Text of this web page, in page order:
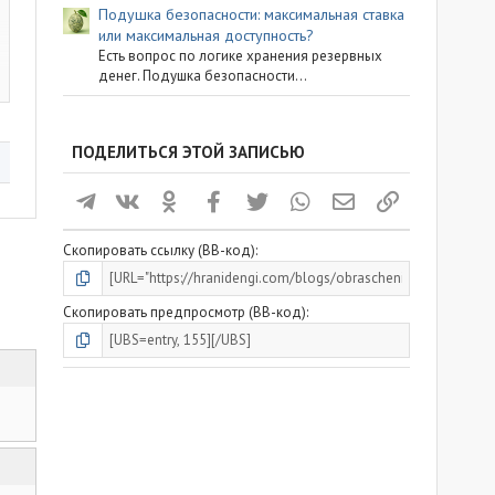
Подушка безопасности: максимальная ставка
или максимальная доступность?
Есть вопрос по логике хранения резервных
денег. Подушка безопасности...
ПОДЕЛИТЬСЯ ЭТОЙ ЗАПИСЬЮ
ТелеграмВКонтактеОдноклассники
FacebookTwitter WhatsAppЭлектронная почта
Скопировать ссылку (BB-код)
Скопировать предпросмотр (BB-код)